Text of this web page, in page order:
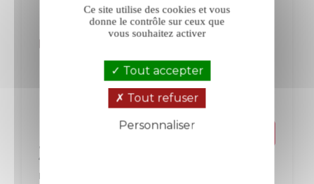
La Tour de Mons rouge 2016
Bordeaux
Cru Bourgeois
Prix
31,60 €
La bouteille de 75 cl
Ce site utilise des cookies et vous
donne le contrôle sur ceux que
vous souhaitez activer
Tout accepter
Tout refuser
Personnaliser